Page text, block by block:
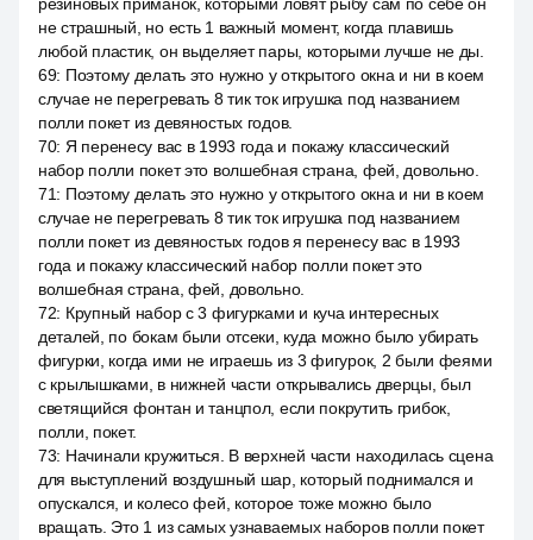
не страшный, но есть 1 важный момент, когда плавишь
любой пластик, он выделяет пары, которыми лучше не ды.
69: Поэтому делать это нужно у открытого окна и ни в коем
случае не перегревать 8 тик ток игрушка под названием
полли покет из девяностых годов.
70: Я перенесу вас в 1993 года и покажу классический
набор полли покет это волшебная страна, фей, довольно.
71: Поэтому делать это нужно у открытого окна и ни в коем
случае не перегревать 8 тик ток игрушка под названием
полли покет из девяностых годов я перенесу вас в 1993
года и покажу классический набор полли покет это
волшебная страна, фей, довольно.
72: Крупный набор с 3 фигурками и куча интересных
деталей, по бокам были отсеки, куда можно было убирать
фигурки, когда ими не играешь из 3 фигурок, 2 были феями
с крылышками, в нижней части открывались дверцы, был
светящийся фонтан и танцпол, если покрутить грибок,
полли, покет.
73: Начинали кружиться. В верхней части находилась сцена
для выступлений воздушный шар, который поднимался и
опускался, и колесо фей, которое тоже можно было
вращать. Это 1 из самых узнаваемых наборов полли покет